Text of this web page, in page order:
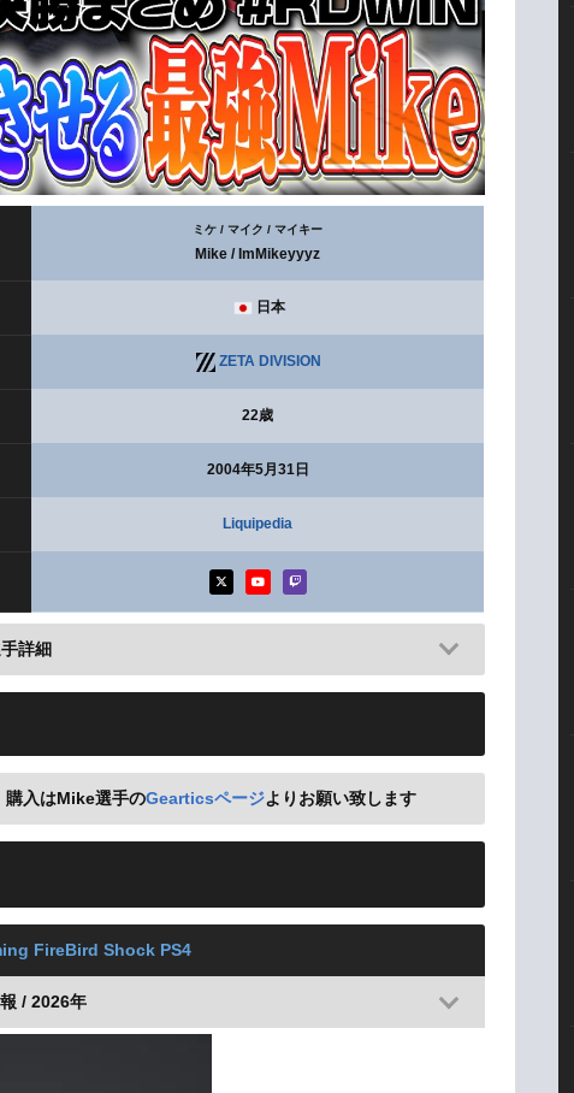
ミケ / マイク / マイキー
Mike / ImMikeyyyz
日本
ZETA DIVISION
22歳
2004年5月31日
Liquipedia
詳細
購入はMike選手のGearticsページよりお願い致します
FireBird Shock PS4
/ 2026年